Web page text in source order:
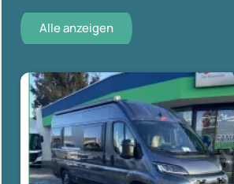
Alle anzeigen